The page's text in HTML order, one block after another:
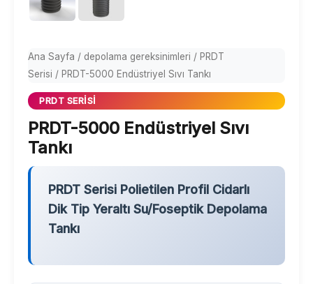
Ana Sayfa / depolama gereksinimleri / PRDT
Serisi / PRDT-5000 Endüstriyel Sıvı Tankı
PRDT SERISI
PRDT-5000 Endüstriyel Sıvı
Tankı
PRDT Serisi Polietilen Profil Cidarlı
Dik Tip Yeraltı Su/Foseptik Depolama
Tankı